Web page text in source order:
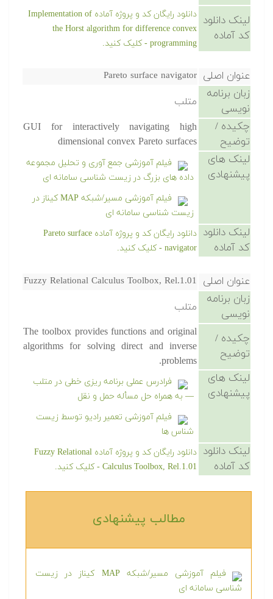
لینک دانلود
کد آماده
دانلود رایگان کد و پروژه آماده Implementation of
the Horst algorithm for difference convex
programming - کلیک کنید.
عنوان اصلی Pareto surface navigator
زبان برنامه
نویسی
متلب
چکیده /
توضیح
GUI for interactively navigating high
dimensional convex Pareto surfaces
لینک های
پیشنهادی
فیلم آموزشی جمع آوری و تحلیل مجموعه
داده های بزرگ در زیست شناسی سامانه ای
فیلم آموزشی مسیر/شبکه MAP کیناز در
زیست شناسی سامانه ای
لینک دانلود
کد آماده
دانلود رایگان کد و پروژه آماده Pareto surface
navigator - کلیک کنید.
عنوان اصلی Fuzzy Relational Calculus Toolbox, Rel.1.01
زبان برنامه
نویسی
متلب
چکیده /
توضیح
The toolbox provides functions and original
algorithms for solving direct and inverse
problems.
لینک های
پیشنهادی
فرادرس عملی برنامه ریزی خطی در متلب
— به همراه حل مسأله حمل و نقل
فیلم آموزشی تعمیر رادیو توسط زیست
شناس ها
لینک دانلود
کد آماده
دانلود رایگان کد و پروژه آماده Fuzzy Relational
Calculus Toolbox, Rel.1.01 - کلیک کنید.
مطالب پیشنهادی‎
فیلم آموزشی مسیر/شبکه MAP کیناز در زیست
شناسی سامانه ای